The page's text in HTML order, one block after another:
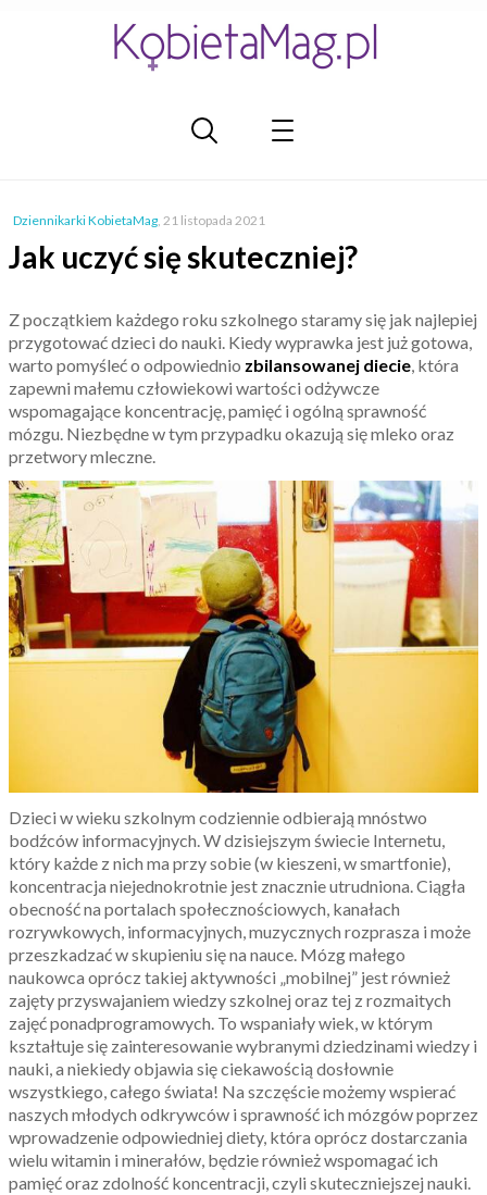
Dziennikarki KobietaMag, 21 listopada 2021
Jak uczyć się skuteczniej?
Z początkiem każdego roku szkolnego staramy się jak najlepiej
przygotować dzieci do nauki. Kiedy wyprawka jest już gotowa,
warto pomyśleć o odpowiednio zbilansowanej diecie, która
zapewni małemu człowiekowi wartości odżywcze
wspomagające koncentrację, pamięć i ogólną sprawność
mózgu. Niezbędne w tym przypadku okazują się mleko oraz
przetwory mleczne.
Dzieci w wieku szkolnym codziennie odbierają mnóstwo
bodźców informacyjnych. W dzisiejszym świecie Internetu,
który każde z nich ma przy sobie (w kieszeni, w smartfonie),
koncentracja niejednokrotnie jest znacznie utrudniona. Ciągła
obecność na portalach społecznościowych, kanałach
rozrywkowych, informacyjnych, muzycznych rozprasza i może
przeszkadzać w skupieniu się na nauce. Mózg małego
naukowca oprócz takiej aktywności „mobilnej” jest również
zajęty przyswajaniem wiedzy szkolnej oraz tej z rozmaitych
zajęć ponadprogramowych. To wspaniały wiek, w którym
kształtuje się zainteresowanie wybranymi dziedzinami wiedzy i
nauki, a niekiedy objawia się ciekawością dosłownie
wszystkiego, całego świata! Na szczęście możemy wspierać
naszych młodych odkrywców i sprawność ich mózgów poprzez
wprowadzenie odpowiedniej diety, która oprócz dostarczania
wielu witamin i minerałów, będzie również wspomagać ich
pamięć oraz zdolność koncentracji, czyli skuteczniejszej nauki.